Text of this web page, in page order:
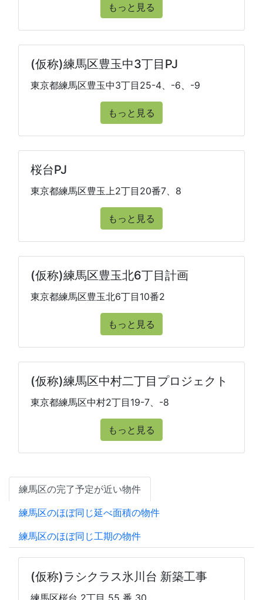
もっと見る
(仮称)練馬区豊玉中3丁目PJ
東京都練馬区豊玉中3丁目25-4、-6、-9
もっと見る
桜台PJ
東京都練馬区豊玉上2丁目20番7、8
もっと見る
(仮称)練馬区豊玉北6丁目計画
東京都練馬区豊玉北6丁目10番2
もっと見る
(仮称)練馬区中村二丁目プロジェクト
東京都練馬区中村2丁目19-7、-8
もっと見る
練馬区の完了予定が近い物件
練馬区のほぼ同じ延べ面積の物件
練馬区のほぼ同じ工期の物件
(仮称)ラシクラス氷川台 新築工事
練馬区桜台 2丁目 55 番 30